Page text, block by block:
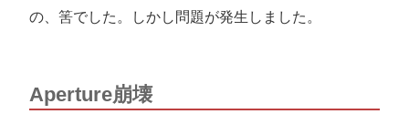
の、筈でした。しかし問題が発生しました。
Aperture崩壊